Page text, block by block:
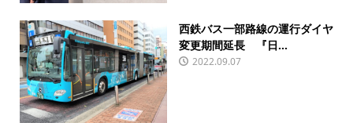
西鉄バス一部路線の運行ダイヤ
変更期間延長 『日...
2022.09.07